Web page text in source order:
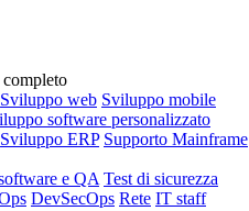
Sviluppo web Sviluppo mobile
software personalizzato
Sviluppo ERP Supporto Mainframe
e QA Test di sicurezza
DevSecOps Rete IT staff